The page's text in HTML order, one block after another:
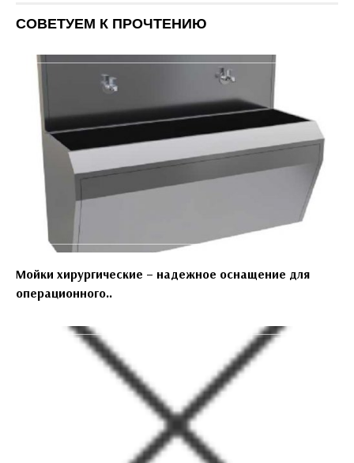
СОВЕТУЕМ К ПРОЧТЕНИЮ
Мойки хирургические – надежное оснащение для
операционного..